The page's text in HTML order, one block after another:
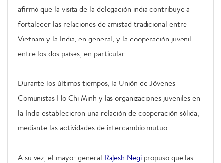
afirmó que la visita de la delegación india contribuye a
fortalecer las relaciones de amistad tradicional entre
Vietnam y la India, en general, y la cooperación juvenil
entre los dos países, en particular.
Durante los últimos tiempos, la Unión de Jóvenes
Comunistas Ho Chi Minh y las organizaciones juveniles en
la India establecieron una relación de cooperación sólida,
mediante las actividades de intercambio mutuo.
A su vez, el mayor general Rajesh Negi propuso que las